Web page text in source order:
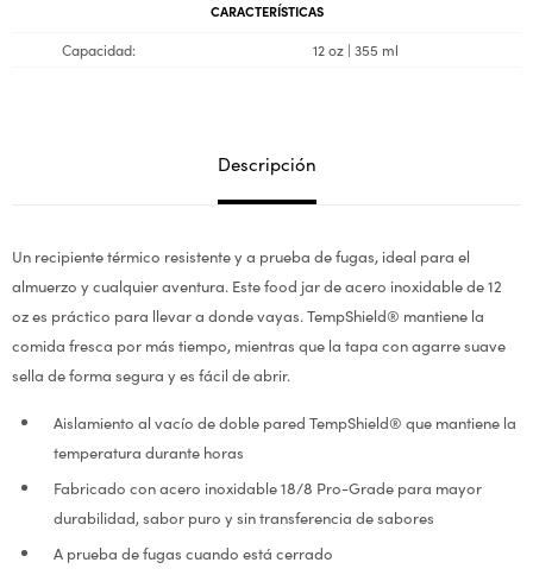
CARACTERÍSTICAS
Capacidad 12 oz | 355 ml
Descripción
Un recipiente térmico resistente y a prueba de fugas, ideal para el
almuerzo y cualquier aventura. Este food jar de acero inoxidable de 12
oz es práctico para llevar a donde vayas. TempShield® mantiene la
comida fresca por más tiempo, mientras que la tapa con agarre suave
sella de forma segura y es fácil de abrir.
Aislamiento al vacío de doble pared TempShield® que mantiene la
temperatura durante horas
Fabricado con acero inoxidable 18/8 Pro-Grade para mayor
durabilidad, sabor puro y sin transferencia de sabores
A prueba de fugas cuando está cerrado